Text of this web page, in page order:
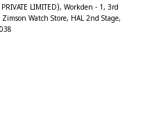
LIMITED), Workden - 1, 3rd
Watch Store, HAL 2nd Stage,